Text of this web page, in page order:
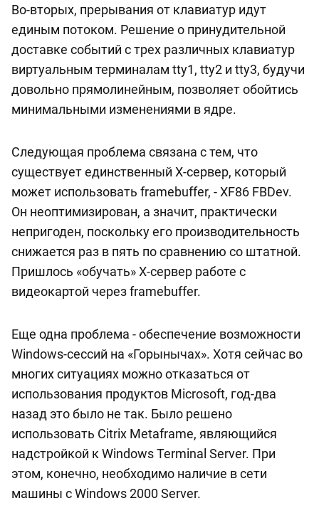
Во-вторых, прерывания от клавиатур идут
единым потоком. Решение о принудительной
доставке событий с трех различных клавиатур
виртуальным терминалам tty1, tty2 и tty3, будучи
довольно прямолинейным, позволяет обойтись
минимальными изменениями в ядре.
Следующая проблема связана с тем, что
существует единственный X-сервер, который
может использовать framebuffer, - XF86 FBDev.
Он неоптимизирован, а значит, практически
непригоден, поскольку его производительность
снижается раз в пять по сравнению со штатной.
Пришлось «обучать» X-сервер работе с
видеокартой через framebuffer.
Еще одна проблема - обеспечение возможности
Windows-сессий на «Горынычах». Хотя сейчас во
многих ситуациях можно отказаться от
использования продуктов Microsoft, год-два
назад это было не так. Было решено
использовать Citrix Metaframe, являющийся
надстройкой к Windows Terminal Server. При
этом, конечно, необходимо наличие в сети
машины с Windows 2000 Server.